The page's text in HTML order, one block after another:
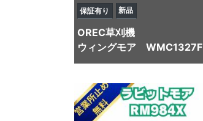
保証有り 新品
OREC草刈機
ウィングモア WMC1327F